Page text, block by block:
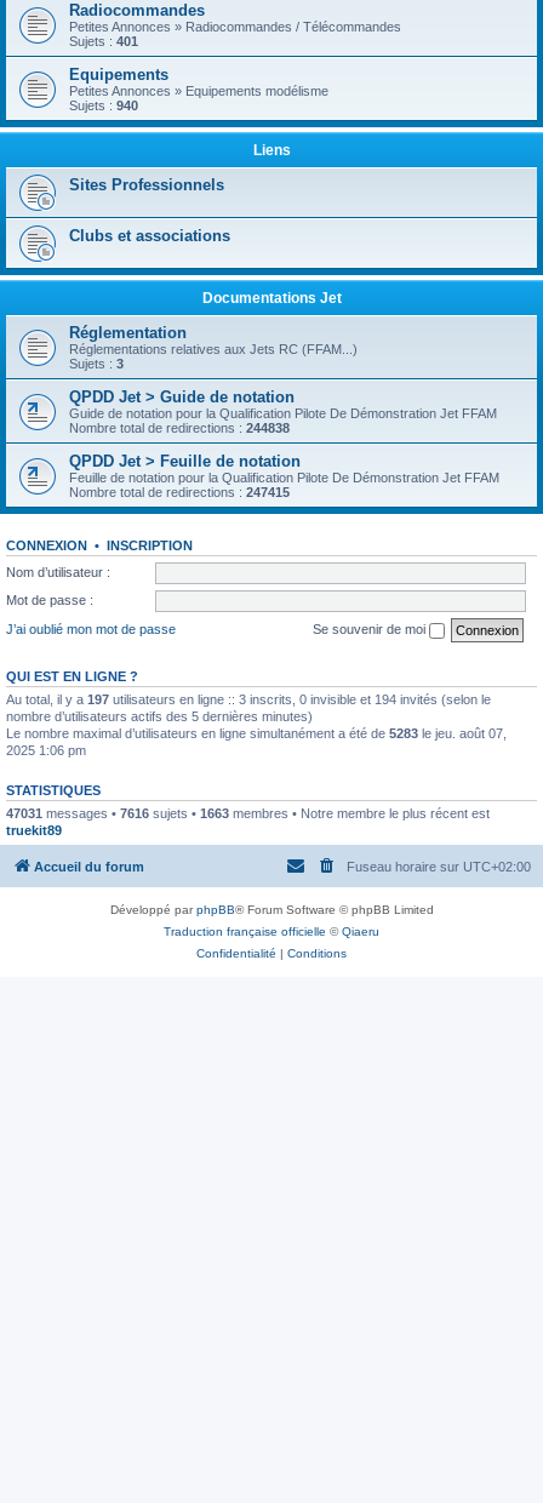
Radiocommandes
Petites Annonces » Radiocommandes / Télécommandes
Sujets : 401
Equipements
Petites Annonces » Equipements modélisme
Sujets : 940
Liens
Sites Professionnels
Clubs et associations
Documentations Jet
Réglementation
Réglementations relatives aux Jets RC (FFAM...)
Sujets : 3
QPDD Jet > Guide de notation
Guide de notation pour la Qualification Pilote De Démonstration Jet FFAM
Nombre total de redirections : 244838
QPDD Jet > Feuille de notation
Feuille de notation pour la Qualification Pilote De Démonstration Jet FFAM
Nombre total de redirections : 247415
CONNEXION • INSCRIPTION
Nom d’utilisateur :
Mot de passe :
J’ai oublié mon mot de passe
Se souvenir de moi
QUI EST EN LIGNE ?
Au total, il y a 197 utilisateurs en ligne :: 3 inscrits, 0 invisible et 194 invités (selon le
nombre d’utilisateurs actifs des 5 dernières minutes)
Le nombre maximal d’utilisateurs en ligne simultanément a été de 5283 le jeu. août 07,
2025 1:06 pm
STATISTIQUES
47031 messages • 7616 sujets • 1663 membres • Notre membre le plus récent est
truekit89
Accueil du forum Fuseau horaire sur UTC+02:00
Développé parphpBB® Forum Software © phpBB Limited
Traduction française officielle ©Qiaeru
Confidentialité | Conditions